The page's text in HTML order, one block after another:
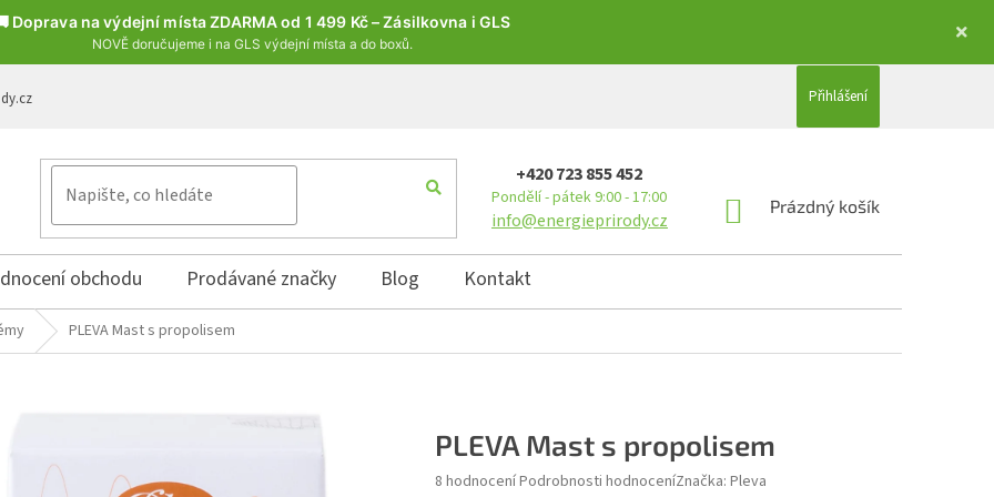
Doprava na výdejní místa ZDARMA od 1 499 Kč – Zásilkovna i GLS
NOVĚ doručujeme i na GLS výdejní místa a do boxů.
Přihlášení
+420 723 855 452
Pondělí - pátek 9:00 - 17:00
info@energieprirody.cz
NÁKUPNÍ KOŠÍK
Prázdný košík
obchodu Prodávané značky Blog Kontakt
PLEVA Mast s propolisem
PLEVA Mast s propolisem
Průměrné hodnocení produktu je 5,0 z 5 hvězdiček.
8 hodnoceníPodrobnosti hodnoceníZnačka: Pleva